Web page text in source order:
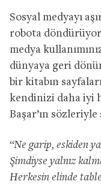
Sosyal medyayı
robota
medya
dünyaya geri
bir kitabın
kendinizi daha iyi
Başar’ın
“Ne garip, eskiden
Şimdiyse yalnız
Herkesin elinde